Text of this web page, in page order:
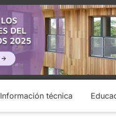
Información técnica